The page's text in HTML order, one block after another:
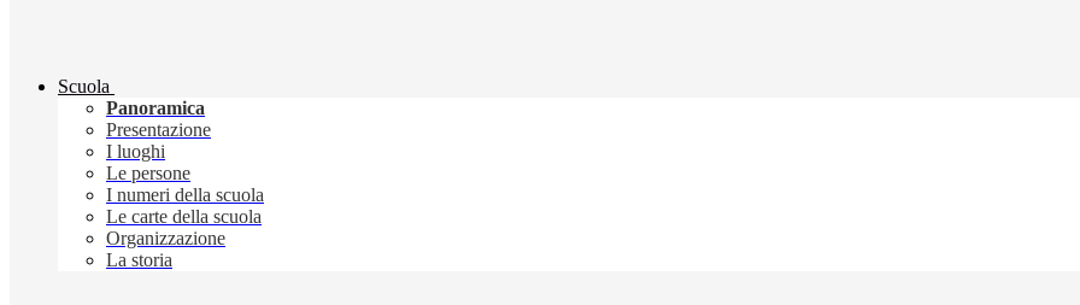
Scuola
Panoramica
Presentazione
I luoghi
Le persone
I numeri della scuola
Le carte della scuola
Organizzazione
La storia